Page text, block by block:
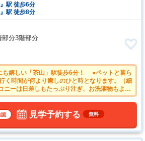
駅 徒歩6分
駅 徒歩8分
分3階部分
も嬉しい「茶山」駅徒歩6分！ ●ペットと暮ら
く時間が何より癒しのひと時となります。（細
ーは日差しもたっぷり注ぎ、お洗濯物もよく
認 見学予約する 無料